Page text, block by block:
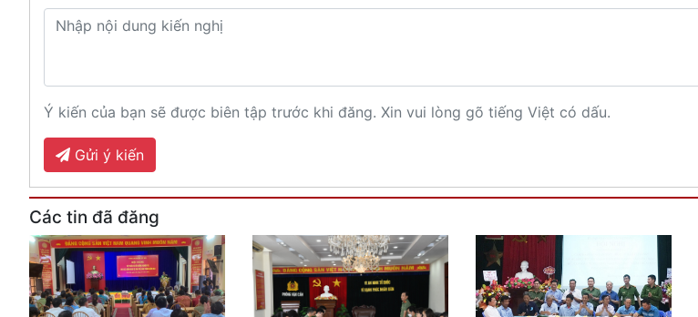
Ý kiến của bạn sẽ được biên tập trước khi đăng. Xin vui lòng gõ tiếng Việt có dấu.
Gửi ý kiến
Các tin đã đăng